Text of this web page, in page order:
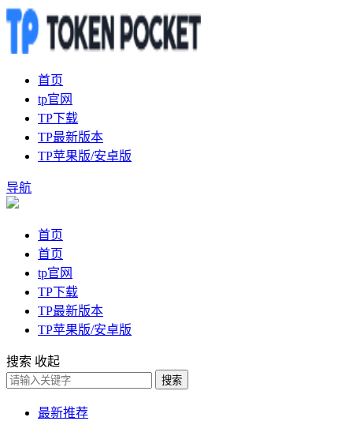
首页
tp官网
TP下载
TP最新版本
TP苹果版/安卓版
导航
首页
首页
tp官网
TP下载
TP最新版本
TP苹果版/安卓版
搜索 收起
搜索
最新推荐